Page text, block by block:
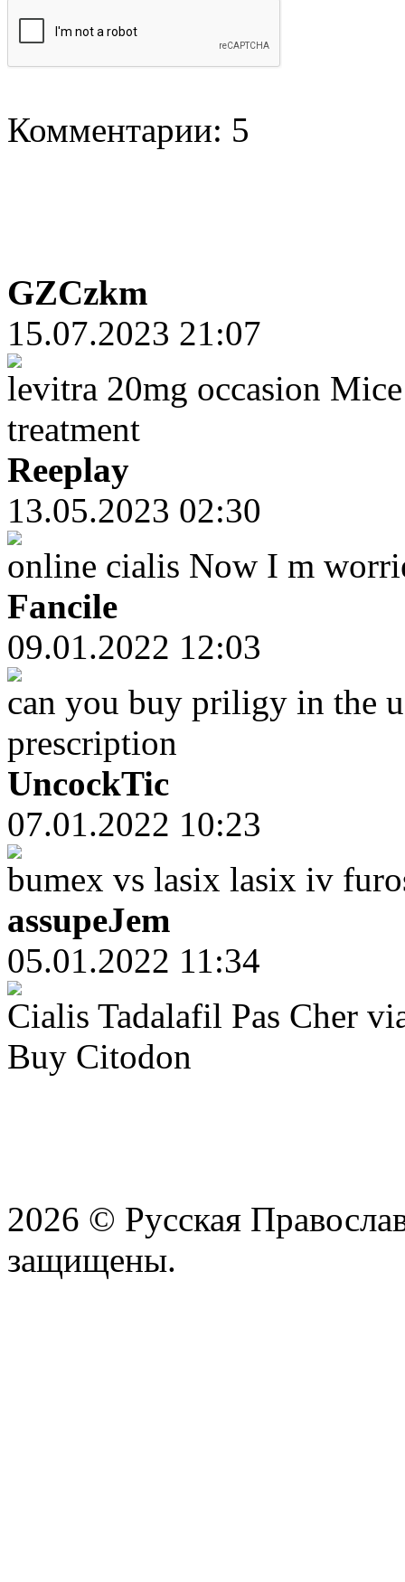
Комментарии: 5
GZCzkm
15.07.2023 21:07
levitra 20mg occasion
treatment
Reeplay
13.05.2023 02:30
online cialis Now I m
Fancile
09.01.2022 12:03
can you buy priligy in the
prescription
UncockTic
07.01.2022 10:23
bumex vs lasix lasix iv
assupeJem
05.01.2022 11:34
Cialis Tadalafil Pas Cher
Buy Citodon
2026 © Русская
защищены.